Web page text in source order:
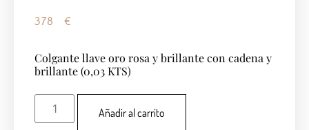
378€
Colgante llave oro rosa y brillante con cadena y
brillante (0,03 KTS)
Añadir al carrito